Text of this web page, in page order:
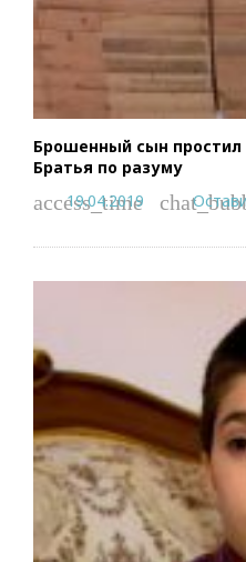
Брошенный сын
Братья по разуму
access_time
19.04.2019